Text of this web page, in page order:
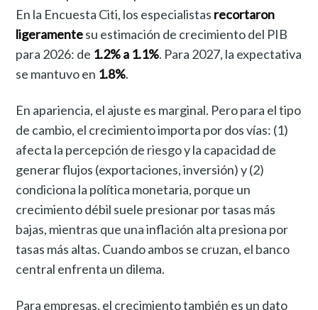
En la Encuesta Citi, los especialistas recortaron
ligeramentesu estimación de crecimiento del PIB
para 2026: de 1.2% a 1.1%. Para 2027, la expectativa
se mantuvo en 1.8%.
En apariencia, el ajuste es marginal. Pero para el tipo
de cambio, el crecimiento importa por dos vías: (1)
afecta la percepción de riesgo y la capacidad de
generar flujos (exportaciones, inversión) y (2)
condiciona la política monetaria, porque un
crecimiento débil suele presionar por tasas más
bajas, mientras que una inflación alta presiona por
tasas más altas. Cuando ambos se cruzan, el banco
central enfrenta un dilema.
Para empresas, el crecimiento también es un dato